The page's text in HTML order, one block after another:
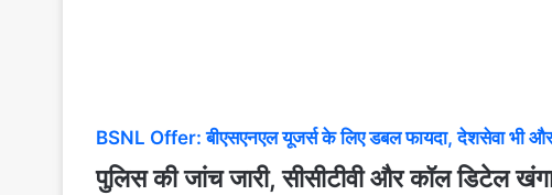
BSNL Offer: बीएसएनएल यूजर्स के लिए डबल फायदा, देशसेवा भी
पुलिस की जांच जारी, सीसीटीवी और कॉल डिटेल